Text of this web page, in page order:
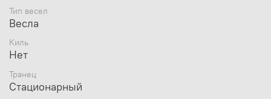
Тип весел
Весла
Киль
Нет
Транец
Стационарный